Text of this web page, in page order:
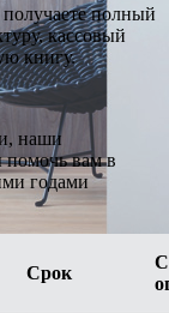
полный
кассовый
книгу.
наши
помочь вам в
годами
Срок